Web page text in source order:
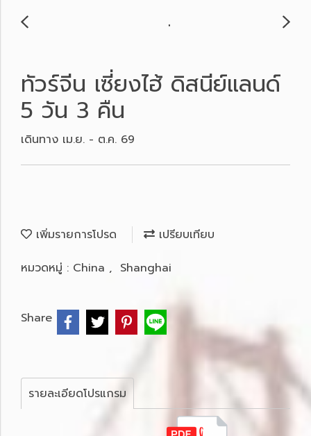
ทัวร์จีน เซี่ยงไฮ้ ดิสนีย์แลนด์
5 วัน 3 คืน
เดินทาง เม.ย. - ต.ค. 69
เพิ่มรายการโปรด
เปรียบเทียบ
หมวดหมู่ : China , Shanghai
Share
รายละเอียดโปรแกรม